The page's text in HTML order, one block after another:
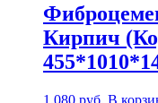
Кирпич
1,080 руб. В